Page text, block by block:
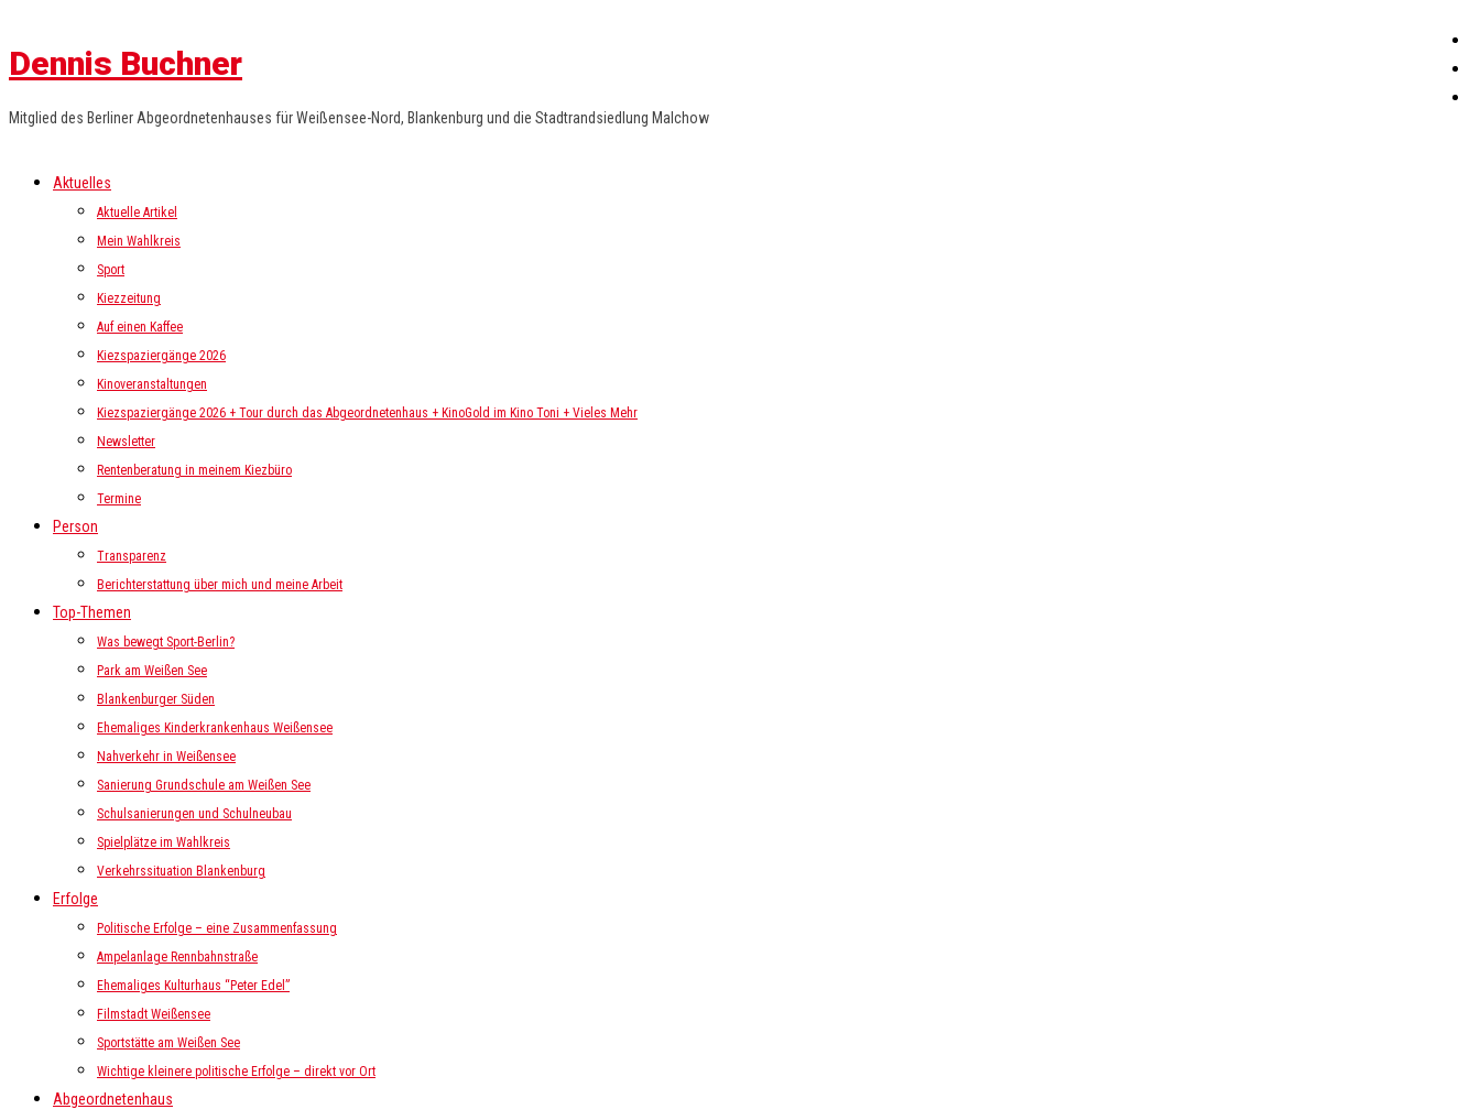
Dennis Buchner
Mitglied des Berliner Abgeordnetenhauses für Weißensee-Nord, Blankenburg und die Stadtrandsiedlung Malchow
Aktuelles
Aktuelle Artikel
Mein Wahlkreis
Sport
Kiezzeitung
Auf einen Kaffee
Kiezspaziergänge 2026
Kinoveranstaltungen
Kiezspaziergänge 2026 + Tour durch das Abgeordnetenhaus + KinoGold im Kino Toni + Vieles Mehr
Newsletter
Rentenberatung in meinem Kiezbüro
Termine
Person
Transparenz
Berichterstattung über mich und meine Arbeit
Top-Themen
Was bewegt Sport-Berlin?
Park am Weißen See
Blankenburger Süden
Ehemaliges Kinderkrankenhaus Weißensee
Nahverkehr in Weißensee
Sanierung Grundschule am Weißen See
Schulsanierungen und Schulneubau
Spielplätze im Wahlkreis
Verkehrssituation Blankenburg
Erfolge
Politische Erfolge – eine Zusammenfassung
Ampelanlage Rennbahnstraße
Ehemaliges Kulturhaus “Peter Edel”
Filmstadt Weißensee
Sportstätte am Weißen See
Wichtige kleinere politische Erfolge – direkt vor Ort
Abgeordnetenhaus